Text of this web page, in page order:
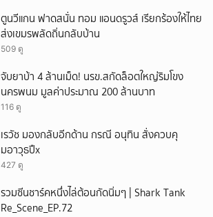
ตูนวีแกน ฟาดสนั่น ทอม แอนดรูวส์ เรียกร้องให้ไทย
ส่งเขมรพลัดถิ่นกลับบ้าน
509 ดู
จับยาบ้า 4 ล้านเม็ด! นรข.สกัดล็อตใหญ่ริมโขง
นครพนม มูลค่าประมาณ 200 ล้านบาท
116 ดู
เรวัช มองกลับอีกด้าน กรณี อนุทิน สั่งควบคุ
มอาวุธปืx
427 ดู
รวมซีนชาร์คหนึ่งไล่ต้อนกัดนิ่มๆ | Shark Tank
Re_Scene_EP.72